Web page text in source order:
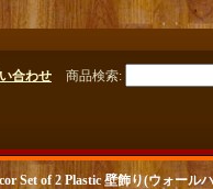
合わせ 商品検索:
Set of 2 Plastic 壁飾り(ウォー